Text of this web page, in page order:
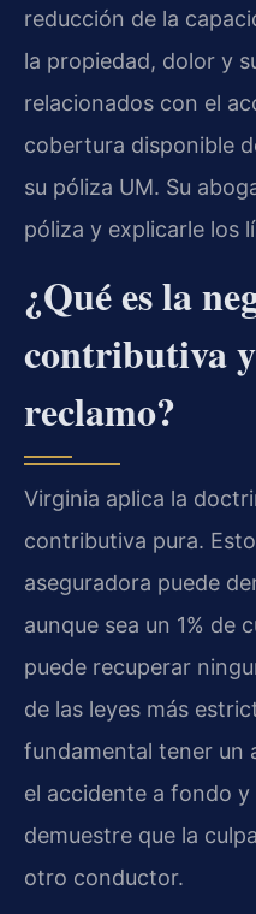
reducción de la
la propiedad, dolor y
relacionados con el
cobertura disponible
su póliza UM. Su
póliza y explicarle los
¿Qué es la
contributiva
reclamo?
Virginia aplica la
contributiva pura.
aseguradora puede
aunque sea un 1% de
puede recuperar
de las leyes más
fundamental tener un
el accidente a fondo
demuestre que la
otro conductor.